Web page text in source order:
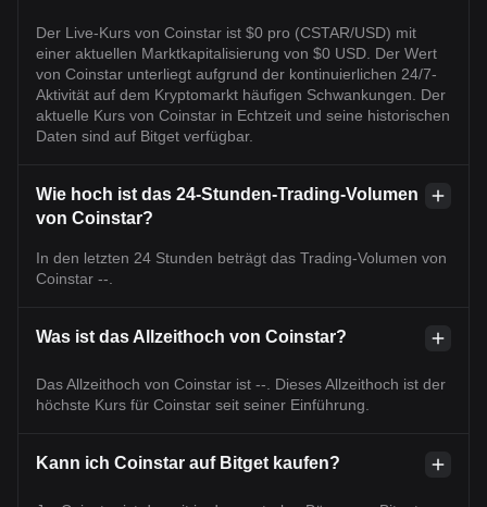
Der Live-Kurs von Coinstar ist $0 pro (CSTAR/USD) mit
einer aktuellen Marktkapitalisierung von $0 USD. Der Wert
von Coinstar unterliegt aufgrund der kontinuierlichen 24/7-
Aktivität auf dem Kryptomarkt häufigen Schwankungen. Der
aktuelle Kurs von Coinstar in Echtzeit und seine historischen
Daten sind auf Bitget verfügbar.
Wie hoch ist das 24-Stunden-Trading-Volumen
von Coinstar?
In den letzten 24 Stunden beträgt das Trading-Volumen von
Coinstar --.
Was ist das Allzeithoch von Coinstar?
Das Allzeithoch von Coinstar ist --. Dieses Allzeithoch ist der
höchste Kurs für Coinstar seit seiner Einführung.
Kann ich Coinstar auf Bitget kaufen?